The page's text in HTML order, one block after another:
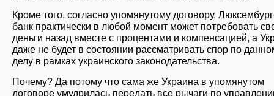
Кроме того, согласно упомянутому договору,
банк практически в любой момент может потребовать
деньги назад вместе с процентами и компенсацией, а
даже не будет в состоянии рассматривать спор по
делу в рамках украинского законодательства.
Почему? Да потому что сама же Украина в упомянутом
договоре умудрилась передать все рычаги по